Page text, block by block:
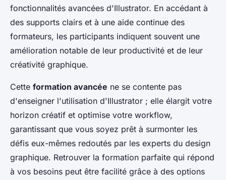
fonctionnalités avancées d'Illustrator. En accédant à
des supports clairs et à une aide continue des
formateurs, les participants indiquent souvent une
amélioration notable de leur productivité et de leur
créativité graphique.
Cette formation avancée ne se contente pas
d'enseigner l'utilisation d'Illustrator ; elle élargit votre
horizon créatif et optimise votre workflow,
garantissant que vous soyez prêt à surmonter les
défis eux-mêmes redoutés par les experts du design
graphique. Retrouver la formation parfaite qui répond
à vos besoins peut être facilité grâce à des options